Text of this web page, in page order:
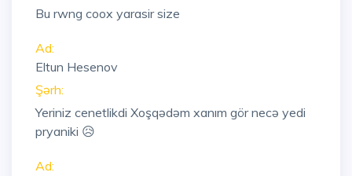
Bu rwng coox yarasir size
Ad:
Eltun Hesenov
Şərh:
Yeriniz cenetlikdi Xoşqədəm xanım gör necə yedi
pryaniki 😥
Ad: